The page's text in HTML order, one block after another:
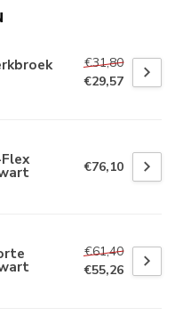
€31,80
€29,57
€76,10
€61,40
€55,26